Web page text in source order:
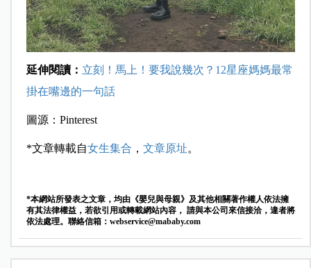
延伸閱讀： 立刻！馬上！要我說幾次？12星座媽媽最常
掛在嘴邊的一句話
圖源：Pinterest
*文章轉載自女生集合 ， 文章原址。
*本網站所發表之文章，均由《嬰兒與母親》及其他相關著作權人依法擁
有其法律權益，若欲引用或轉載網站內容， 請與本公司來信接洽，違者將
依法處理。聯絡信箱： webservice@mababy.com